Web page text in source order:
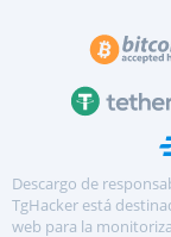
Descargo de
TgHacker está
web para la